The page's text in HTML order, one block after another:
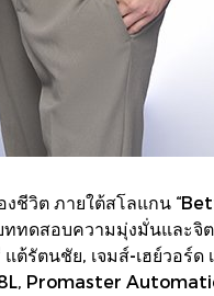
ชีวิต ภายใต้สโลแกน
ทดสอบความมุ่งมั่นและจิ
รัตนชัย, เจมส์-เฮย์วอร์ด
Promaster